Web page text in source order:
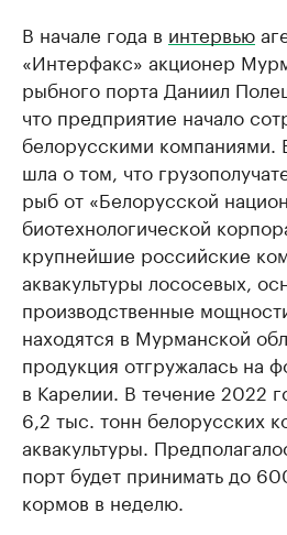
В начале года в интервью
«Интерфакс» акционер
рыбного порта Даниил
что предприятие начало
белорусскими компаниями.
шла о том, что
рыб от «Белорусской
биотехнологической
крупнейшие российские
аквакультуры лососевых,
производственные
находятся в Мурманской
продукция отгружалась на
в Карелии. В течение 2022
6,2 тыс. тонн белорусских
аквакультуры.
порт будет принимать до
кормов в неделю.